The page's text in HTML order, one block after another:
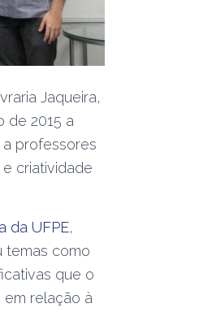
Jaqueira,
de 2015 a
professores
criatividade
da UFPE,
temas como
que o
relação à